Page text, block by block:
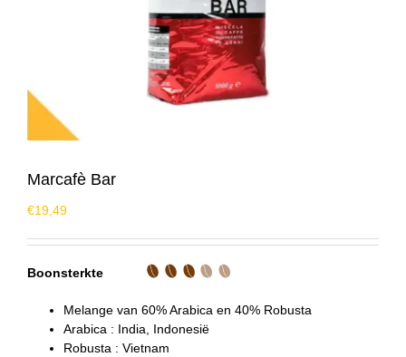
Marcafè Bar
€19,49
Boonsterkte
Melange van 60% Arabica en 40% Robusta
Arabica : India, Indonesië
Robusta : Vietnam